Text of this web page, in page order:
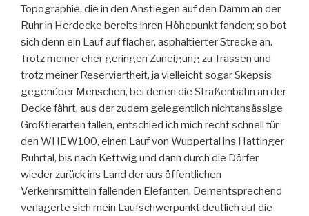
Topographie, die in den Anstiegen auf den Damm an der
Ruhr in Herdecke bereits ihren Höhepunkt fanden; so bot
sich denn ein Lauf auf flacher, asphaltierter Strecke an.
Trotz meiner eher geringen Zuneigung zu Trassen und
trotz meiner Reserviertheit, ja vielleicht sogar Skepsis
gegenüber Menschen, bei denen die Straßenbahn an der
Decke fährt, aus der zudem gelegentlich nichtansässige
Großtierarten fallen, entschied ich mich recht schnell für
den WHEW100, einen Lauf von Wuppertal ins Hattinger
Ruhrtal, bis nach Kettwig und dann durch die Dörfer
wieder zurück ins Land der aus öffentlichen
Verkehrsmitteln fallenden Elefanten. Dementsprechend
verlagerte sich mein Laufschwerpunkt deutlich auf die